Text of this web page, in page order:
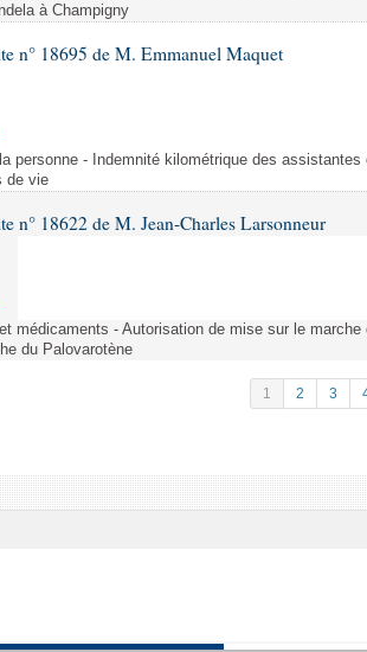
à Champigny
n° 18695 de M. Emmanuel Maquet
personne - Indemnité kilométrique des
de vie
n° 18622 de M. Jean-Charles Larsonneur
médicaments - Autorisation de mise sur le
du Palovarotène
1 2 3